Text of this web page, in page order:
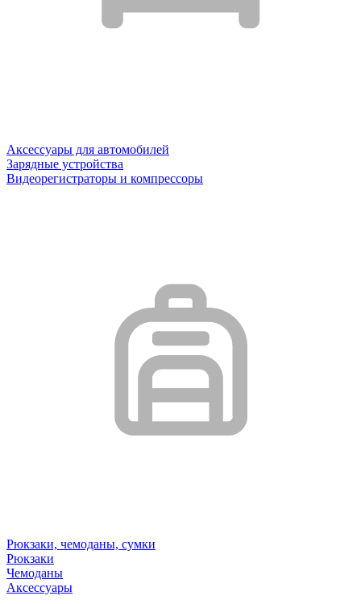
Аксессуары для автомобилей
Зарядные устройства
Видеорегистраторы и компрессоры
Рюкзаки, чемоданы, сумки
Рюкзаки
Чемоданы
Аксессуары